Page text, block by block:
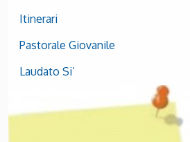
Itinerari
Pastorale Giovanile
Laudato Si’